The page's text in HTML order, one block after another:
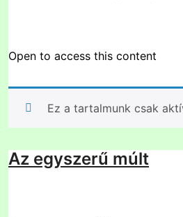
Open to access this content
Ez a tartalmunk csak
Az egyszerű múlt